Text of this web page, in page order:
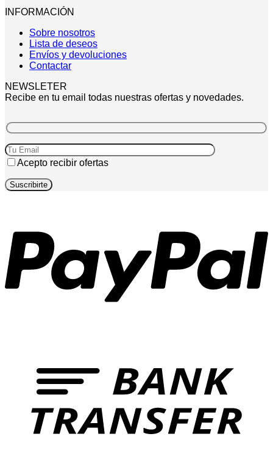
INFORMACIÓN
Sobre nosotros
Lista de deseos
Envíos y devoluciones
Contactar
NEWSLETER
Recibe en tu email todas nuestras ofertas y novedades.
Acepto recibir ofertas